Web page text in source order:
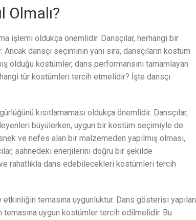
Olmalı?
işlemi oldukça önemlidir. Dansçılar, herhangi bir
dansçı seçiminin yanı sıra, dansçıların kostüm
olduğu kostümler, dans performansını tamamlayan
tür kostümleri tercih etmelidir? İşte dansçı
kısıtlamaması oldukça önemlidir. Dansçılar,
büyülerken, uygun bir kostüm seçimiyle de
ve nefes alan bir malzemeden yapılmış olması,
sahnedeki enerjilerini doğru bir şekilde
rahatlıkla dans edebilecekleri kostümleri tercih
temasına uygunluktur. Dans gösterisi yapılan
uygun kostümler tercih edilmelidir. Bu